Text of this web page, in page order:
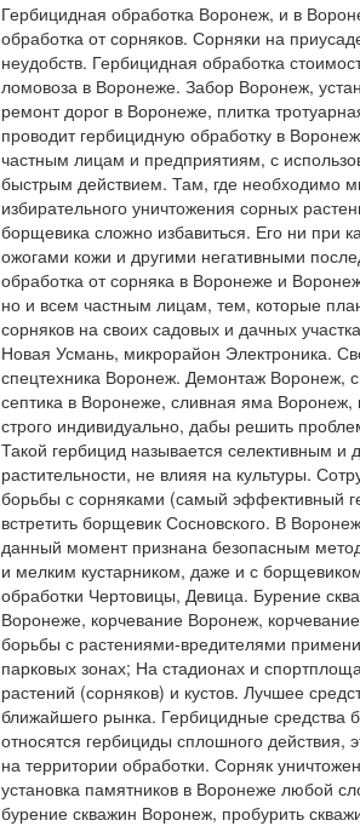
Гербицидная обработка Воронеж, и в
обработка от сорняков. Сорняки на
неудобств. Гербицидная обработка
ломовоза в Воронеже. Забор Воронеж,
ремонт дорог в Воронеже, плитка
проводит гербицидную обработку в
частным лицам и предприятиям, с
быстрым действием. Там, где необходимо
избирательного уничтожения сорных
борщевика сложно избавиться. Его ни при
ожогами кожи и другими негативными
обработка от сорняка в Воронеже и
но и всем частным лицам, тем, которые
сорняков на своих садовых и дачных
Новая Усмань, микрорайон Электроника.
спецтехника Воронеж. Демонтаж Воронеж,
септика в Воронеже, сливная яма
строго индивидуально, дабы решить
Такой гербицид называется селективным и
растительности, не влияя на культуры.
борьбы с сорняками (самый эффективный
встретить борщевик Сосновского. В
данный момент признана безопасным
и мелким кустарником, даже и с
обработки Чертовицы, Девица. Бурение
Воронеже, корчевание Воронеж,
борьбы с растениями-вредителями
парковых зонах; На стадионах и
растений (сорняков) и кустов. Лучшее
ближайшего рынка. Гербицидные средства
относятся гербициды сплошного действия,
на территории обработки. Сорняк
установка памятников в Воронеже любой
бурение скважин Воронеж, пробурить